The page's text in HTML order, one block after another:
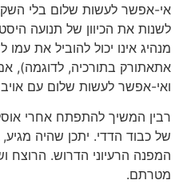
אי-אפשר לעשות שלום בלי
לשנות את הכיוון של תנועה
מנהיג אינו יכול להוביל את
אתאתורק בתורכיה, לדוגמה),
ואי-אפשר לעשות שלום עם
רבין המשיך להתפתח אחרי
של כבוד הדדי. יתכן שהיה
המפנה הרעיוני הדרוש. הרוצח
מטרתם.